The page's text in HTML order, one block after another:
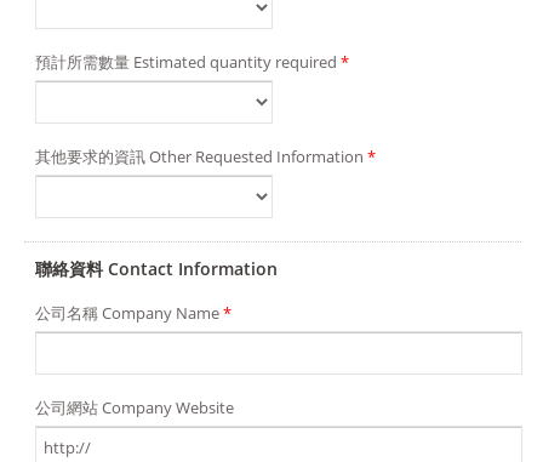
預計所需數量 Estimated quantity required *
其他要求的資訊 Other Requested Information *
聯絡資料 Contact Information
公司名稱 Company Name*
公司網站 Company Website